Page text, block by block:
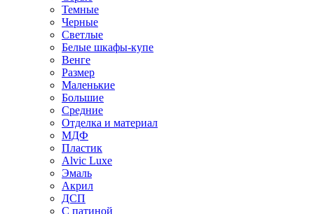
Темные
Черные
Светлые
Белые шкафы-купе
Венге
Размер
Маленькие
Большие
Средние
Отделка и материал
МДФ
Пластик
Alvic Luxe
Эмаль
Акрил
ДСП
С патиной